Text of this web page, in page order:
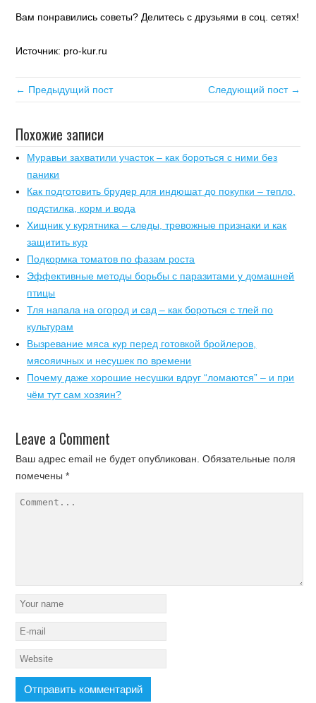
Вам понравились советы? Делитесь с друзьями в соц. сетях!
Источник: pro-kur.ru
← Предыдущий пост Следующий пост →
Похожие записи
Муравьи захватили участок – как бороться с ними без
паники
Как подготовить брудер для индюшат до покупки – тепло,
подстилка, корм и вода
Хищник у курятника – следы, тревожные признаки и как
защитить кур
Подкормка томатов по фазам роста
Эффективные методы борьбы с паразитами у домашней
птицы
Тля напала на огород и сад – как бороться с тлей по
культурам
Вызревание мяса кур перед готовкой бройлеров,
мясояичных и несушек по времени
Почему даже хорошие несушки вдруг “ломаются” – и при
чём тут сам хозяин?
Leave a Comment
Ваш адрес email не будет опубликован. Обязательные поля
помечены*